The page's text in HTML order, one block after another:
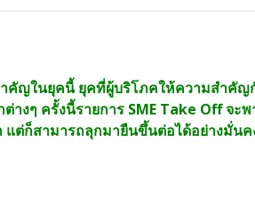
ำคัญในยุคนี้ ยุคที่ผู้บริโภคให้ความสำคั
งๆ ครั้งนี้รายการ SME Take Off จะพ
แต่ก็สามารถลุกมายืนขึ้นต่อได้อย่างมั่นค